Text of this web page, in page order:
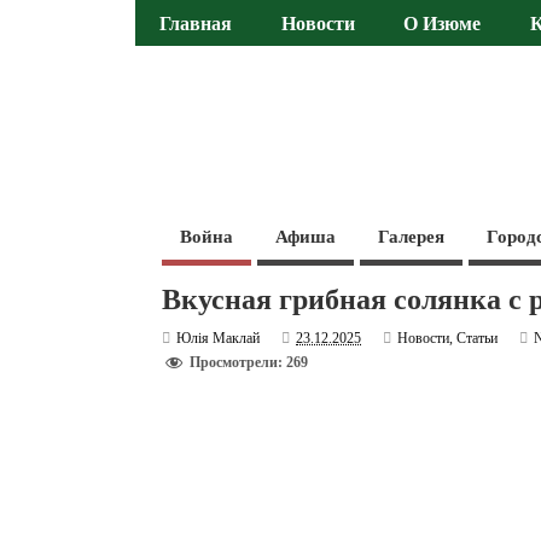
Главная Новости О Изюме
Война Афиша Галерея
Вкусная грибная солянка с
Юлія Маклай 23.12.2025 Новости,Статьи
Просмотрели: 269